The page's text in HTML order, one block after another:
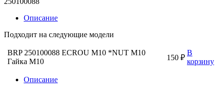
Описание
Подходит на следующие модели
BRP 250100088 ECROU M10 *NUT M10
Гайка M10
150 ₽
В
корзину
Описание